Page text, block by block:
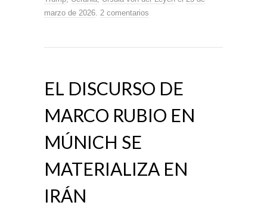
marzo de 2026 2 comentarios
EL DISCURSO DE
MARCO RUBIO EN
MÚNICH SE
MATERIALIZA EN
IRÁN